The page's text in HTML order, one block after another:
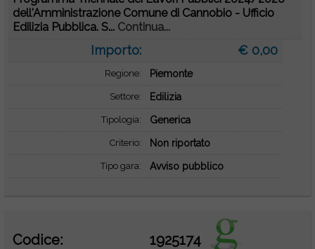
dell'Amministrazione Comune di Cannobio - Ufficio
Edilizia Pubblica. S... Continua...
Importo: € 0,00
Regione: Piemonte
Settore: Edilizia
Tipologia: Generica
Criterio: Non riportato
Tipo gara: Avviso pubblico
Codice: 1925174